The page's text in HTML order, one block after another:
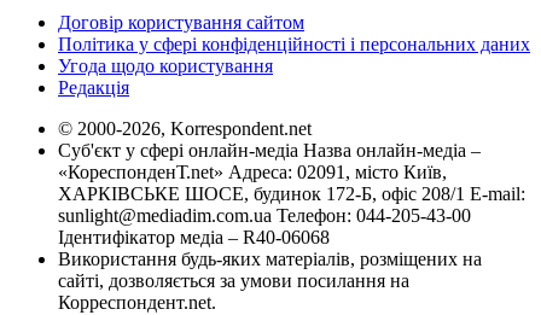
Договір користування сайтом
Політика у сфері конфіденційності і персональних даних
Угода щодо користування
Редакція
© 2000-2026, Korrespondent.net
Суб'єкт у сфері онлайн-медіа Назва онлайн-медіа –
«КореспонденТ.net» Адреса: 02091, місто Київ,
ХАРКІВСЬКЕ ШОСЕ, будинок 172-Б, офіс 208/1 E-mail:
sunlight@mediadim.com.ua Телефон: 044-205-43-00
Ідентифікатор медіа – R40-06068
Використання будь-яких матеріалів, розміщених на
сайті, дозволяється за умови посилання на
Корреспондент.net.